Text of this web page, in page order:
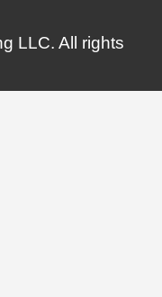
LLC. All rights